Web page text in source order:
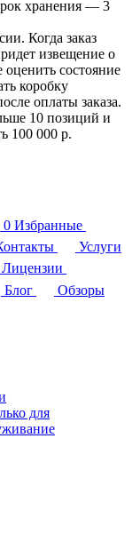
хранения — 3
Когда заказ
извещение о
состояние
коробку
оплаты заказа.
10 позиций и
100 000 р.
0 Избранные
Услуги
Лицензии
Блог
Обзоры
для